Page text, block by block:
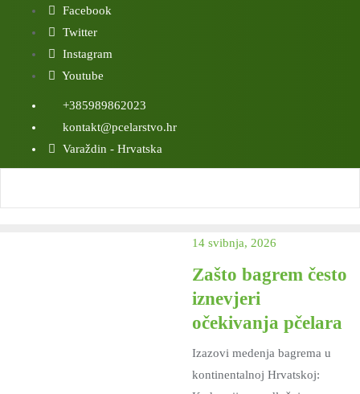
content
Facebook
Twitter
Instagram
Youtube
+385989862023
kontakt@pcelarstvo.hr
Varaždin - Hrvatska
14 svibnja, 2026
Zašto bagrem često
iznevjeri
očekivanja pčelara
Izazovi medenja bagrema u
kontinentalnoj Hrvatskoj: